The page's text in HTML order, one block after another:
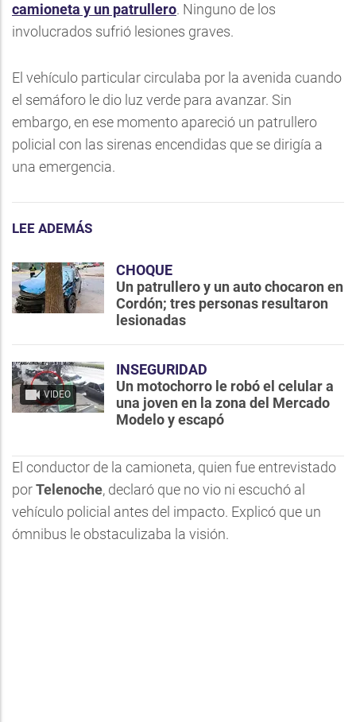
camioneta y un patrullero. Ninguno de los
involucrados sufrió lesiones graves.
El vehículo particular circulaba por la avenida cuando
el semáforo le dio luz verde para avanzar. Sin
embargo, en ese momento apareció un patrullero
policial con las sirenas encendidas que se dirigía a
una emergencia.
LEE ADEMÁS
CHOQUE
Un patrullero y un auto chocaron en
Cordón; tres personas resultaron
lesionadas
VIDEO
INSEGURIDAD
Un motochorro le robó el celular a
una joven en la zona del Mercado
Modelo y escapó
El conductor de la camioneta, quien fue entrevistado
porTelenoche, declaró que no vio ni escuchó al
vehículo policial antes del impacto. Explicó que un
ómnibus le obstaculizaba la visión.